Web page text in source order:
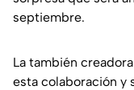
septiembre.
La también
esta colaboración y